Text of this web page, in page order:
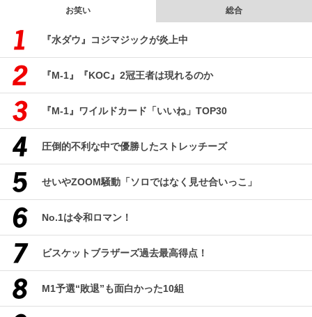
お笑い 総合
『水ダウ』コジマジックが炎上中
『M-1』『KOC』2冠王者は現れるのか
『M-1』ワイルドカード「いいね」TOP30
圧倒的不利な中で優勝したストレッチーズ
せいやZOOM騒動「ソロではなく見せ合いっこ」
No.1は令和ロマン！
ビスケットブラザーズ過去最高得点！
M1予選“敗退”も面白かった10組